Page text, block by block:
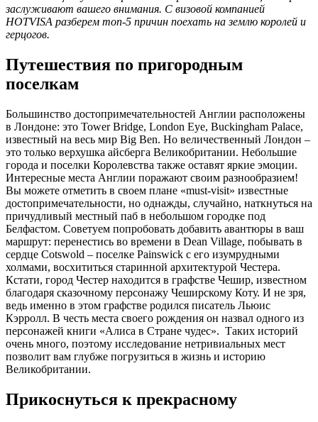
заслуживают вашего внимания. С визовой компанией
HOTVISA разберем топ-5 причин поехать на землю королей и
герцогов.
Путешествия по пригородным
поселкам
Большинство достопримечательностей Англии расположены
в Лондоне: это Tower Bridge, London Eye, Buckingham Palace,
известный на весь мир Big Ben. Но величественный Лондон –
это только верхушка айсберга Великобритании. Небольшие
города и поселки Королевства также оставят яркие эмоции.
Интересные места Англии поражают своим разнообразием!
Вы можете отметить в своем плане «must-visit» известные
достопримечательности, но однажды, случайно, наткнуться на
причудливый местный паб в небольшом городке под
Белфастом. Советуем попробовать добавить авантюры в ваш
маршрут: перенестись во времени в Dean Village, побывать в
сердце Cotswold – поселке Painswick с его изумрудными
холмами, восхититься старинной архитектурой Честера.
Кстати, город Честер находится в графстве Чешир, известном
благодаря сказочному персонажу Чеширскому Коту. И не зря,
ведь именно в этом графстве родился писатель Льюис
Кэрролл. В честь места своего рождения он назвал одного из
персонажей книги «Алиса в Стране чудес». Таких историй
очень много, поэтому исследование нетривиальных мест
позволит вам глубже погрузиться в жизнь и историю
Великобритании.
Прикоснуться к прекрасному